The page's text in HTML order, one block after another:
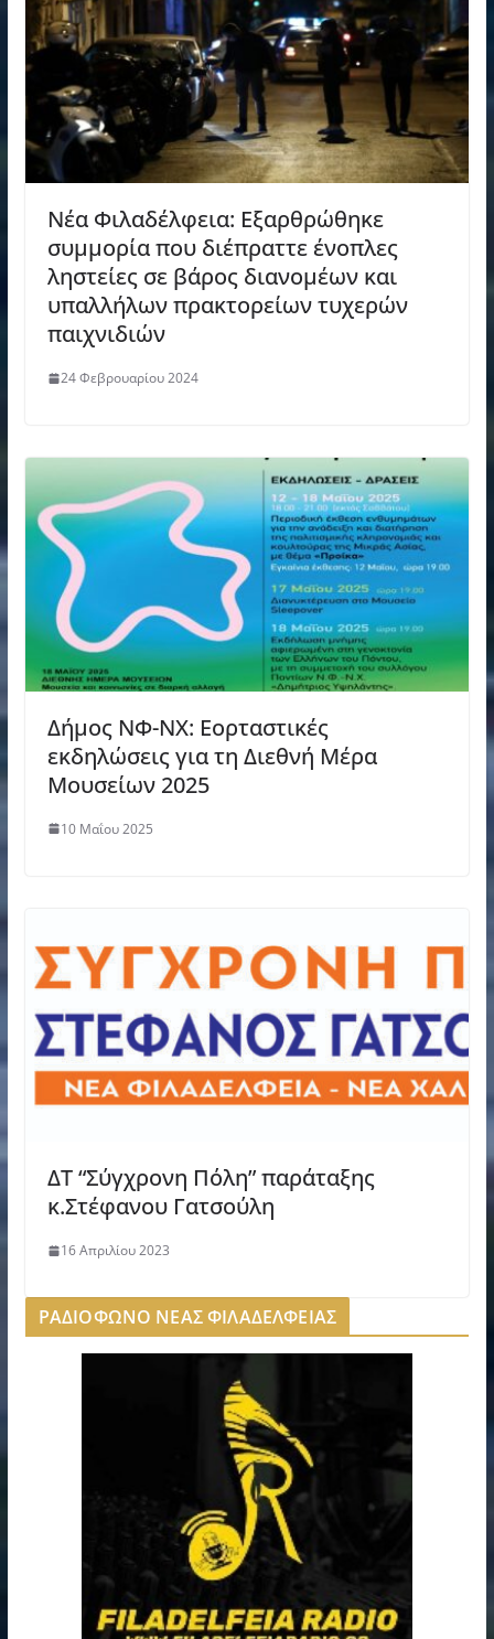
Νέα Φιλαδέλφεια: Εξαρθρώθηκε
συμμορία που διέπραττε ένοπλες
ληστείες σε βάρος διανομέων και
υπαλλήλων πρακτορείων τυχερών
παιχνιδιών
24 Φεβρουαρίου 2024
Δήμος ΝΦ-ΝΧ: Εορταστικές
εκδηλώσεις για τη Διεθνή Μέρα
Μουσείων 2025
10 Μαΐου 2025
ΔΤ “Σύγχρονη Πόλη” παράταξης
κ.Στέφανου Γατσούλη
16 Απριλίου 2023
ΡΑΔΙΟΦΩΝΟ ΝΕΑΣ ΦΙΛΑΔΕΛΦΕΙΑΣ